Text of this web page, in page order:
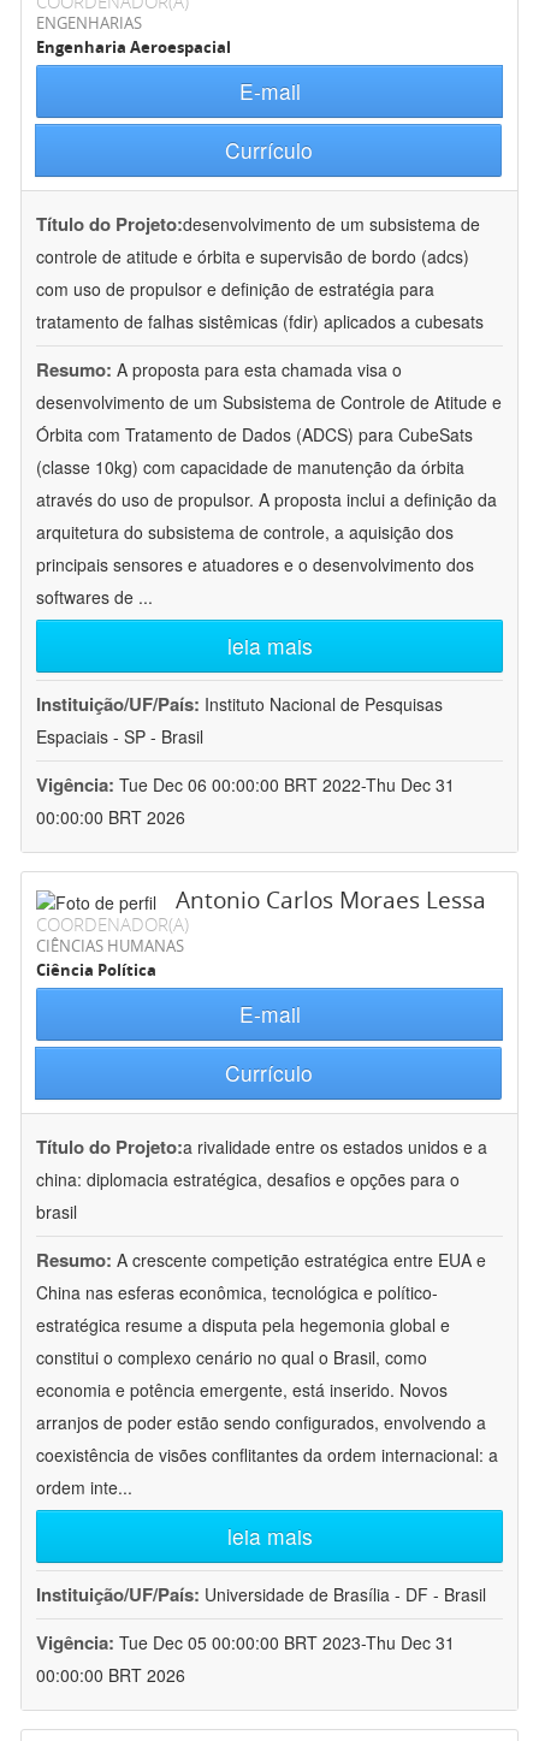
ENGENHARIAS
Engenharia Aeroespacial
E-mail
Currículo
Título do Projeto:desenvolvimento de um subsistema de
controle de atitude e órbita e supervisão de bordo (adcs)
com uso de propulsor e definição de estratégia para
tratamento de falhas sistêmicas (fdir) aplicados a cubesats
Resumo: A proposta para esta chamada visa o
desenvolvimento de um Subsistema de Controle de Atitude e
Órbita com Tratamento de Dados (ADCS) para CubeSats
(classe 10kg) com capacidade de manutenção da órbita
através do uso de propulsor. A proposta inclui a definição da
arquitetura do subsistema de controle, a aquisição dos
principais sensores e atuadores e o desenvolvimento dos
softwares de ...
leia mais
Instituição/UF/País: Instituto Nacional de Pesquisas
Espaciais - SP - Brasil
Vigência: Tue Dec 06 00:00:00 BRT 2022-Thu Dec 31
00:00:00 BRT 2026
Antonio Carlos Moraes Lessa
COORDENADOR(A)
CIÊNCIAS HUMANAS
Ciência Política
E-mail
Currículo
Título do Projeto:a rivalidade entre os estados unidos e a
china: diplomacia estratégica, desafios e opções para o
brasil
Resumo: A crescente competição estratégica entre EUA e
China nas esferas econômica, tecnológica e político-
estratégica resume a disputa pela hegemonia global e
constitui o complexo cenário no qual o Brasil, como
economia e potência emergente, está inserido. Novos
arranjos de poder estão sendo configurados, envolvendo a
coexistência de visões conflitantes da ordem internacional: a
ordem inte...
leia mais
Instituição/UF/País: Universidade de Brasília - DF - Brasil
Vigência: Tue Dec 05 00:00:00 BRT 2023-Thu Dec 31
00:00:00 BRT 2026